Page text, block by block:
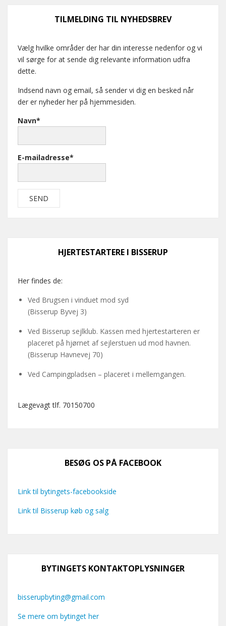
TILMELDING TIL NYHEDSBREV
Vælg hvilke områder der har din interesse nedenfor og vi
vil sørge for at sende dig relevante information udfra
dette.
Indsend navn og email, så sender vi dig en besked når
der er nyheder her på hjemmesiden.
Navn*
E-mailadresse*
HJERTESTARTERE I BISSERUP
Her findes de:
Ved Brugsen i vinduet mod syd
(Bisserup Byvej 3)
Ved Bisserup sejlklub. Kassen med hjertestarteren er
placeret på hjørnet af sejlerstuen ud mod havnen.
(Bisserup Havnevej 70)
Ved Campingpladsen – placeret i mellemgangen.
Lægevagt tlf. 70150700
BESØG OS PÅ FACEBOOK
Link til bytingets-facebookside
Link til Bisserup køb og salg
BYTINGETS KONTAKTOPLYSNINGER
bisserupbyting@gmail.com
Se mere om bytinget her